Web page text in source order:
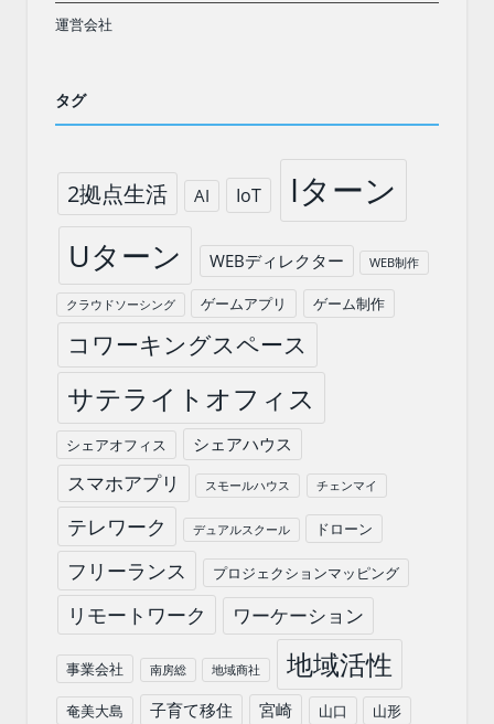
運営会社
タグ
2拠点生活 AI IoT Iターン
Uターン WEBディレクター WEB制作
クラウドソーシング ゲームアプリ ゲーム制作
コワーキングスペース
サテライトオフィス
シェアオフィス シェアハウス
スマホアプリ スモールハウス チェンマイ
テレワーク デュアルスクール ドローン
フリーランス プロジェクションマッピング
リモートワーク ワーケーション
事業会社 南房総 地域商社 地域活性
奄美大島 子育て移住 宮崎 山口 山形